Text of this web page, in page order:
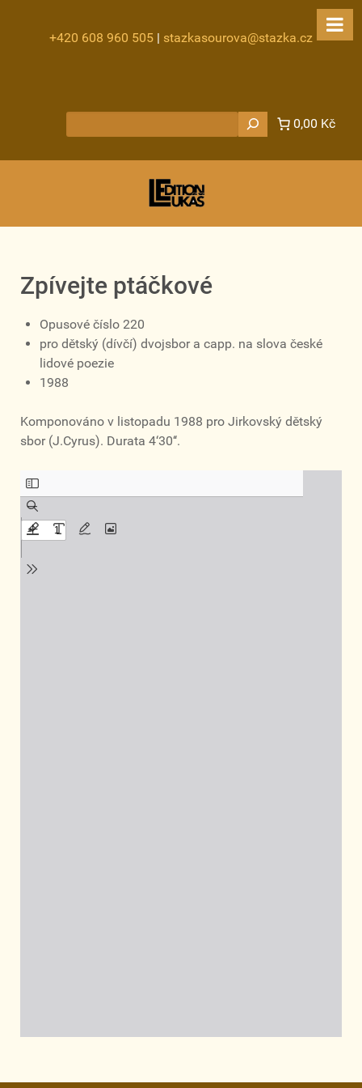
+420 608 960 505 | stazkasourova@stazka.cz
0,00 Kč
Zpívejte ptáčkové
Opusové číslo 220
pro dětský (dívčí) dvojsbor a capp. na slova české
lidové poezie
1988
Komponováno v listopadu 1988 pro Jirkovský dětský
sbor (J.Cyrus). Durata 4‘30‘‘.